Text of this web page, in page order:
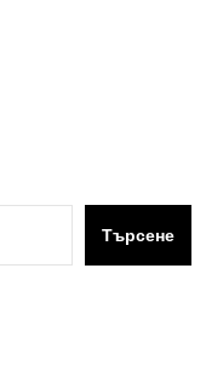
Търсене